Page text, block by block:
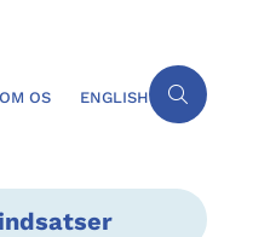
OM OS ENGLISH